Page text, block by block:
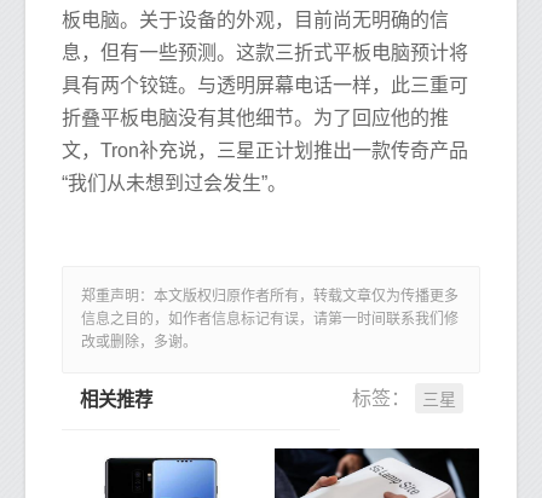
板电脑。关于设备的外观，目前尚无明确的信
息，但有一些预测。这款三折式平板电脑预计将
具有两个铰链。与透明屏幕电话一样，此三重可
折叠平板电脑没有其他细节。为了回应他的推
文，Tron补充说，三星正计划推出一款传奇产品
“我们从未想到过会发生”。
郑重声明：本文版权归原作者所有，转载文章仅为传播更多
信息之目的，如作者信息标记有误，请第一时间联系我们修
改或删除，多谢。
标签： 三星
相关推荐